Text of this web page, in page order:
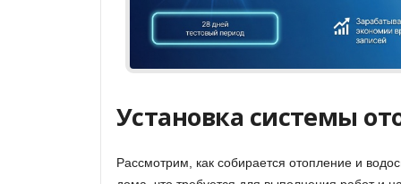
Установка системы
Рассмотрим, как собирается отопление и